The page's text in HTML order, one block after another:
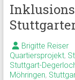
Brigitte Reiser
Quartiersprojekt,
Stuttgart-
Möhringen,